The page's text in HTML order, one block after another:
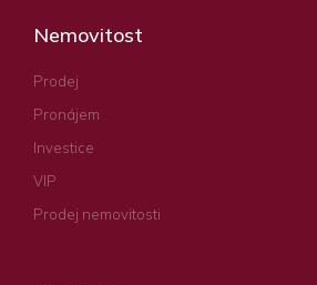
Nemovitost
Prodej
Pronájem
Investice
VIP
Prodej nemovitosti